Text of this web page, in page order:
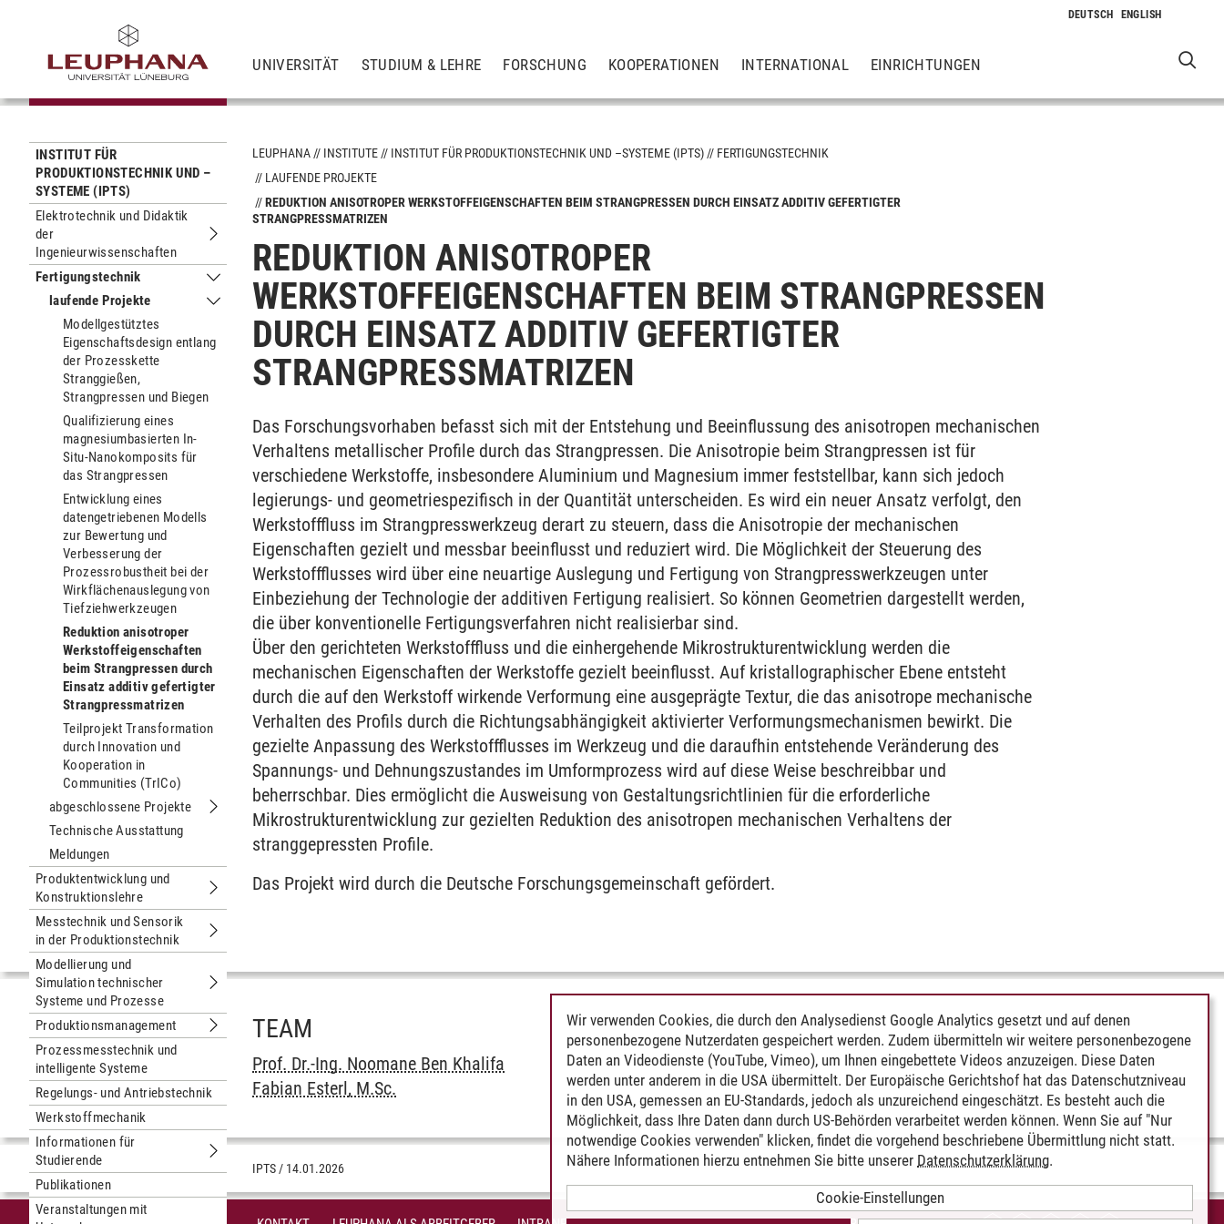
UNIVERSITÄT STUDIUM & LEHRE FORSCHUNG KOOPERATIONEN INTERNATIONAL EINRICHTUNGEN
INSTITUT FÜR
PRODUKTIONSTECHNIK UND –
SYSTEME (IPTS)
Elektrotechnik und Didaktik
der
Ingenieurwissenschaften
Untermenu Elektrotechnik und Didaktik der Ingenieurwissenschaften
Fertigungstechnik
Untermenu Fertigungstechnik
laufende Projekte
Untermenu laufende Projekte
Modellgestütztes
Eigenschaftsdesign entlang
der Prozesskette
Stranggießen,
Strangpressen und Biegen
Qualifizierung eines
magnesiumbasierten In-
Situ-Nanokomposits für
das Strangpressen
Entwicklung eines
datengetriebenen Modells
zur Bewertung und
Verbesserung der
Prozessrobustheit bei der
Wirkflächenauslegung von
Tiefziehwerkzeugen
Reduktion anisotroper
Werkstoffeigenschaften
beim Strangpressen durch
Einsatz additiv gefertigter
Strangpressmatrizen
Teilprojekt Transformation
durch Innovation und
Kooperation in
Communities (TrICo)
abgeschlossene Projekte
Untermenu abgeschlossene Projekte
Technische Ausstattung
Meldungen
Produktentwicklung und
Konstruktionslehre
Untermenu Produktentwicklung und Konstruktionslehre
Messtechnik und Sensorik
in der Produktionstechnik
Untermenu Messtechnik und Sensorik in der Produktionstechnik
Modellierung und
Simulation technischer
Systeme und Prozesse
Untermenu Modellierung und Simulation technischer Systeme und Prozesse
Produktionsmanagement
Untermenu Produktionsmanagement
Prozessmesstechnik und
intelligente Systeme
Regelungs- und Antriebstechnik
Werkstoffmechanik
Informationen für
Studierende
Untermenu Informationen für Studierende
Publikationen
Veranstaltungen mit
LEUPHANA INSTITUTE INSTITUT FÜR PRODUKTIONSTECHNIK UND –SYSTEME (IPTS)
FERTIGUNGSTECHNIK
LAUFENDE PROJEKTE
REDUKTION ANISOTROPER WERKSTOFFEIGENSCHAFTEN BEIM STRANGPRESSEN DURCH EINSATZ ADDITIV GEFERTIGTER
STRANGPRESSMATRIZEN
REDUKTION ANISOTROPER
WERKSTOFFEIGENSCHAFTEN BEIM STRANGPRESSEN
DURCH EINSATZ ADDITIV GEFERTIGTER
STRANGPRESSMATRIZEN
Das Forschungsvorhaben befasst sich mit der Entstehung und Beeinflussung des anisotropen mechanischen
Verhaltens metallischer Profile durch das Strangpressen. Die Anisotropie beim Strangpressen ist für
verschiedene Werkstoffe, insbesondere Aluminium und Magnesium immer feststellbar, kann sich jedoch
legierungs- und geometriespezifisch in der Quantität unterscheiden. Es wird ein neuer Ansatz verfolgt, den
Werkstofffluss im Strangpresswerkzeug derart zu steuern, dass die Anisotropie der mechanischen
Eigenschaften gezielt und messbar beeinflusst und reduziert wird. Die Möglichkeit der Steuerung des
Werkstoffflusses wird über eine neuartige Auslegung und Fertigung von Strangpresswerkzeugen unter
Einbeziehung der Technologie der additiven Fertigung realisiert. So können Geometrien dargestellt werden,
die über konventionelle Fertigungsverfahren nicht realisierbar sind.
Über den gerichteten Werkstofffluss und die einhergehende Mikrostrukturentwicklung werden die
mechanischen Eigenschaften der Werkstoffe gezielt beeinflusst. Auf kristallographischer Ebene entsteht
durch die auf den Werkstoff wirkende Verformung eine ausgeprägte Textur, die das anisotrope mechanische
Verhalten des Profils durch die Richtungsabhängigkeit aktivierter Verformungsmechanismen bewirkt. Die
gezielte Anpassung des Werkstoffflusses im Werkzeug und die daraufhin entstehende Veränderung des
Spannungs- und Dehnungszustandes im Umformprozess wird auf diese Weise beschreibbar und
beherrschbar. Dies ermöglicht die Ausweisung von Gestaltungsrichtlinien für die erforderliche
Mikrostrukturentwicklung zur gezielten Reduktion des anisotropen mechanischen Verhaltens der
stranggepressten Profile.
Das Projekt wird durch die Deutsche Forschungsgemeinschaft gefördert.
TEAM
Prof. Dr.-Ing. Noomane Ben Khalifa
Fabian Esterl, M.Sc.
IPTS / 14.01.2026
Wir verwenden Cookies, die durch den Analysedienst Google Analytics gesetzt und auf denen
personenbezogene Nutzerdaten gespeichert werden. Zudem übermitteln wir weitere personenbezogene
Daten an Videodienste (YouTube, Vimeo), um Ihnen eingebettete Videos anzuzeigen. Diese Daten
werden unter anderem in die USA übermittelt. Der Europäische Gerichtshof hat das Datenschutzniveau
in den USA, gemessen an EU-Standards, jedoch als unzureichend eingeschätzt. Es besteht auch die
Möglichkeit, dass Ihre Daten dann durch US-Behörden verarbeitet werden können. Wenn Sie auf "Nur
notwendige Cookies verwenden" klicken, findet die vorgehend beschriebene Übermittlung nicht statt.
Nähere Informationen hierzu entnehmen Sie bitte unserer Datenschutzerklärung.
Cookie-Einstellungen